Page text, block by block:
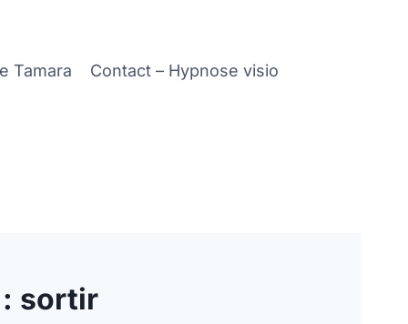
Tamara Contact – Hypnose visio
sortir